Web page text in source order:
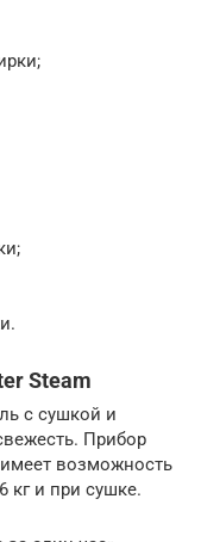
Steam
с сушкой и
Прибор
возможность
кг и при сушке.